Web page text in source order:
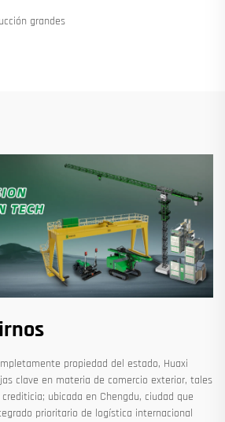
grandes
propiedad del estado, Huaxi
clave en materia de comercio exterior, tales
ubicada en Chengdu, ciudad que
prioritario de logística internacional